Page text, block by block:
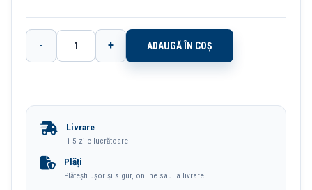
Cantitate
Creioane
Profesionale
- + ADAUGĂ ÎN COȘ
Livrare
1-5 zile lucrătoare
Plăți
Plătești ușor și sigur, online sau la livrare.